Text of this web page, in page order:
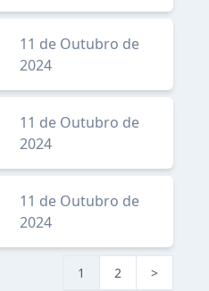
11 de Outubro de
2024
11 de Outubro de
2024
11 de Outubro de
2024
1 2 >